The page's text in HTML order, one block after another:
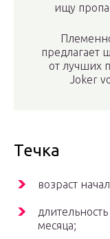
ищу
предлагает
от лучших
Joker
Течка
возраст
месяца;